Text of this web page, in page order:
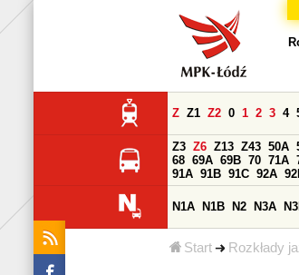
Start Rozkłady
Z Z1 Z2 0 1 2 3 4
Z3 Z6 Z13 Z43 50A
68 69A 69B 70 71A
91A 91B 91C 92A
N1A N1B N2 N3A